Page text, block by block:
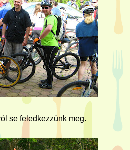
se feledkezzünk meg.